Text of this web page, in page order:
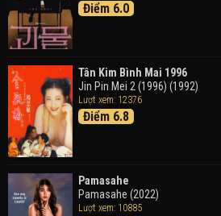
Điểm 6.0
Tân Kim Bình Mai 1996
Jin Pin Mei 2 (1996) (1992)
Lượt xem: 12376
Điểm 6.8
Pamasahe
Pamasahe (2022)
Lượt xem: 10885